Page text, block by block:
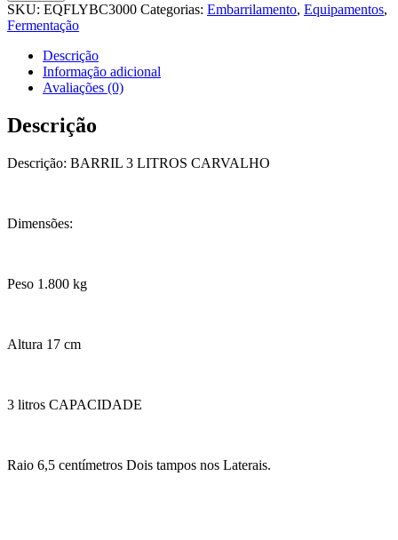
SKU: EQFLYBC3000 Categorias: Embarrilamento, Equipamentos,
Fermentação
Descrição
Informação adicional
Avaliações (0)
Descrição
Descrição: BARRIL 3 LITROS CARVALHO
Dimensões:
Peso 1.800 kg
Altura 17 cm
3 litros CAPACIDADE
Raio 6,5 centímetros Dois tampos nos Laterais.